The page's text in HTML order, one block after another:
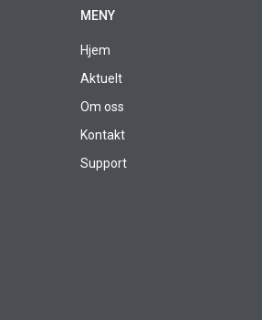
MENY
Hjem
Aktuelt
Om oss
Kontakt
Support